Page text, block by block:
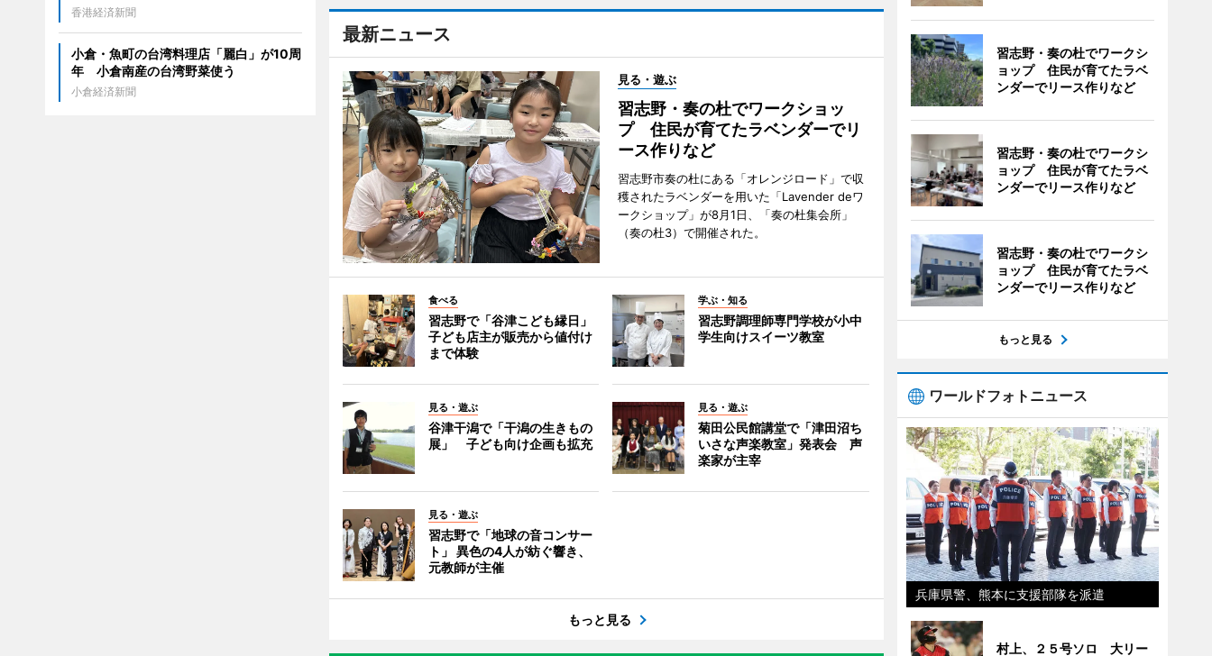
最新ニュース
見る・遊ぶ
習志野・奏の杜でワークショッ
プ 住民が育てたラベンダーでリ
ース作りなど
習志野市奏の杜にある「オレンジロード」で収
穫されたラベンダーを用いた「Lavender deワ
ークショップ」が8月1日、「奏の杜集会所」
（奏の杜3）で開催された。
食べる
習志野で「谷津こども縁日」
子ども店主が販売から値付け
まで体験
学ぶ・知る
習志野調理師専門学校が小中
学生向けスイーツ教室
見る・遊ぶ
谷津干潟で「干潟の生きもの
展」 子ども向け企画も拡充
見る・遊ぶ
菊田公民館講堂で「津田沼ち
いさな声楽教室」発表会 声
楽家が主宰
見る・遊ぶ
習志野で「地球の音コンサー
ト」 異色の4人が紡ぐ響き、
元教師が主催
もっと見る
香港経済新聞
小倉・魚町の台湾料理店「麗白」が10周
年 小倉南産の台湾野菜使う
小倉経済新聞
習志野・奏の杜でワークシ
ョップ 住民が育てたラベ
ンダーでリース作りなど
習志野・奏の杜でワークシ
ョップ 住民が育てたラベ
ンダーでリース作りなど
習志野・奏の杜でワークシ
ョップ 住民が育てたラベ
ンダーでリース作りなど
もっと見る
ワールドフォトニュース
兵庫県警、熊本に支援部隊を派遣
村上、２５号ソロ 大リー